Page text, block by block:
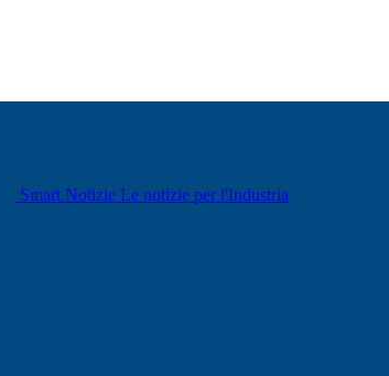
Smart Notizie Le notizie per l'Industria